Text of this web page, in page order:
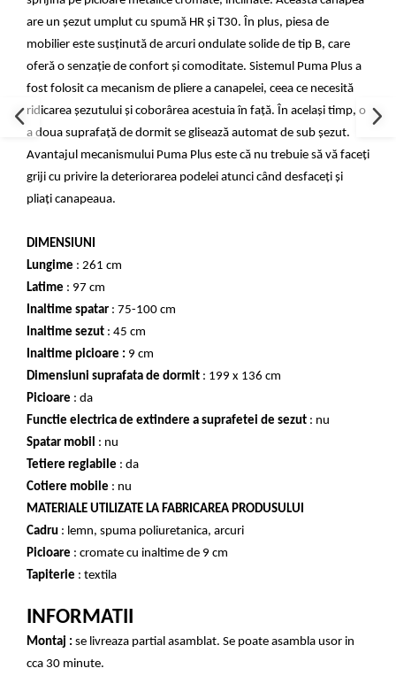
are un șezut umplut cu spumă HR și T30. În plus, piesa de
mobilier este susținută de arcuri ondulate solide de tip B, care
oferă o senzație de confort și comoditate. Sistemul Puma Plus a
fost folosit ca mecanism de pliere a canapelei, ceea ce necesită
ridicarea șezutului și coborârea acestuia în față. În același timp, o
a doua suprafață de dormit se glisează automat de sub șezut.
Avantajul mecanismului Puma Plus este că nu trebuie să vă faceți
griji cu privire la deteriorarea podelei atunci când desfaceți și
pliați canapeaua.
DIMENSIUNI
Lungime : 261 cm
Latime : 97 cm
Inaltime spatar : 75-100 cm
Inaltime sezut : 45 cm
Inaltime picioare : 9 cm
Dimensiuni suprafata de dormit : 199 x 136 cm
Picioare : da
Functie electrica de extindere a suprafetei de sezut : nu
Spatar mobil : nu
Tetiere reglabile : da
Cotiere mobile : nu
MATERIALE UTILIZATE LA FABRICAREA PRODUSULUI
Cadru : lemn, spuma poliuretanica, arcuri
Picioare : cromate cu inaltime de 9 cm
Tapiterie : textila
INFORMATII
Montaj : se livreaza partial asamblat. Se poate asambla usor in
cca 30 minute.